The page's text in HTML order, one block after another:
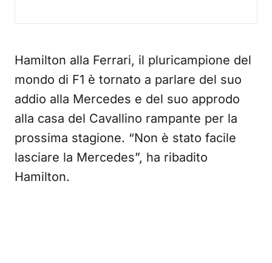
Hamilton alla Ferrari, il pluricampione del
mondo di F1 è tornato a parlare del suo
addio alla Mercedes e del suo approdo
alla casa del Cavallino rampante per la
prossima stagione. “Non è stato facile
lasciare la Mercedes”, ha ribadito
Hamilton.